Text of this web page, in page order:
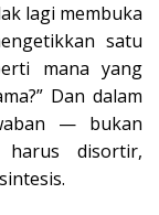
lagi membuka
satu
mana yang
Dan dalam
— bukan
disortir,